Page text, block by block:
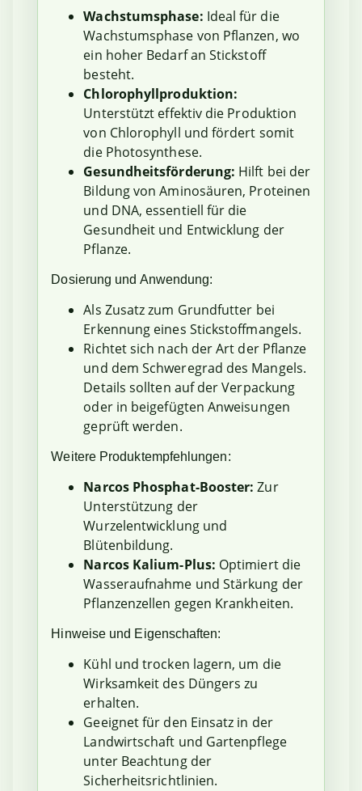
Wachstumsphase: Ideal für die
Wachstumsphase von Pflanzen, wo
ein hoher Bedarf an Stickstoff
besteht.
Chlorophyllproduktion:
Unterstützt effektiv die Produktion
von Chlorophyll und fördert somit
die Photosynthese.
Gesundheitsförderung: Hilft bei der
Bildung von Aminosäuren, Proteinen
und DNA, essentiell für die
Gesundheit und Entwicklung der
Pflanze.
Dosierung und Anwendung:
Als Zusatz zum Grundfutter bei
Erkennung eines Stickstoffmangels.
Richtet sich nach der Art der Pflanze
und dem Schweregrad des Mangels.
Details sollten auf der Verpackung
oder in beigefügten Anweisungen
geprüft werden.
Weitere Produktempfehlungen:
Narcos Phosphat-Booster: Zur
Unterstützung der
Wurzelentwicklung und
Blütenbildung.
Narcos Kalium-Plus: Optimiert die
Wasseraufnahme und Stärkung der
Pflanzenzellen gegen Krankheiten.
Hinweise und Eigenschaften:
Kühl und trocken lagern, um die
Wirksamkeit des Düngers zu
erhalten.
Geeignet für den Einsatz in der
Landwirtschaft und Gartenpflege
unter Beachtung der
Sicherheitsrichtlinien.